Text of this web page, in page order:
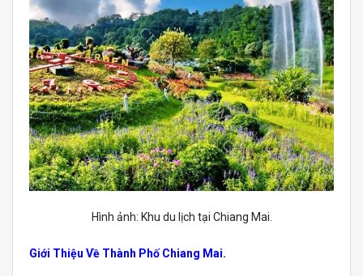
Hình ảnh: Khu du lịch tại Chiang Mai.
Giới Thiệu Về Thành Phố Chiang Mai.